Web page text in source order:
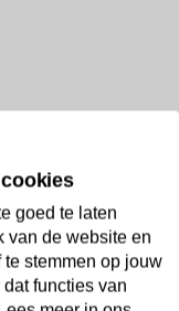
goed te laten
van de website en
stemmen op jouw
functies van